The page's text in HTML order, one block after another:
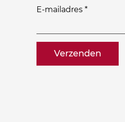
E-mailadres *
naam@bedrijf.nl
zou
willen
ontvangen?